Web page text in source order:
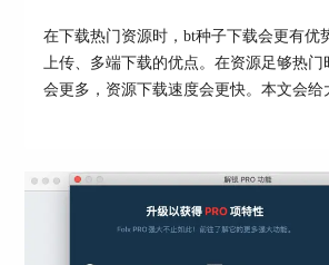
设置，根据自己的需求和喜好设
三、标签分类
片，就只会展示下载的图片类型
会只展示这类文件。对于我们自
是同样的，会根据我们在“偏好设
置进行分类。
在下载热门资源时，bt种子下载会更有优
上传、多端下载的优点。在资源足够热门
会更多，资源下载速度会更快。本文会给
bt的软件，以及mac怎么下载bt文件。想